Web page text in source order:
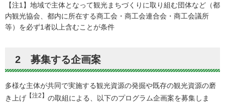
【注1】地域で主体となって観光まちづくりに取り組む団体など（都
内観光協会、都内に所在する商工会・商工会連合会・商工会議所
等）を必ず1者以上含むことが条件
2 募集する企画案
多様な主体が共同で実施する観光資源の発掘や既存の観光資源の磨
き上げ 【注2】 の取組による、以下のプログラム企画案を募集しま